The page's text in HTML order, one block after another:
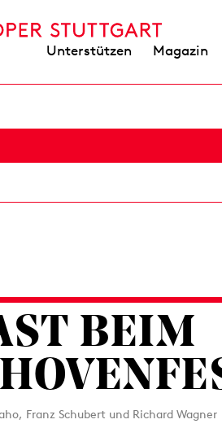
Unterstützen Magazin
LUCIA DI
BEIM
Franz Schubert und Richard Wagner